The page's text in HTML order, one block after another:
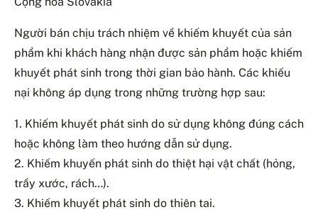
Người bán chịu trách nhiệm về khiếm khuyết của sản
phẩm khi khách hàng nhận được sản phẩm hoặc khiếm
khuyết phát sinh trong thời gian bảo hành. Các khiếu
nại không áp dụng trong những trường hợp sau:
1. Khiếm khuyết phát sinh do sử dụng không đúng cách
hoặc không làm theo hướng dẫn sử dụng.
2. Khiếm khuyến phát sinh do thiệt hại vật chất (hỏng,
trầy xước, rách…).
3. Khiếm khuyết phát sinh do thiên tai.